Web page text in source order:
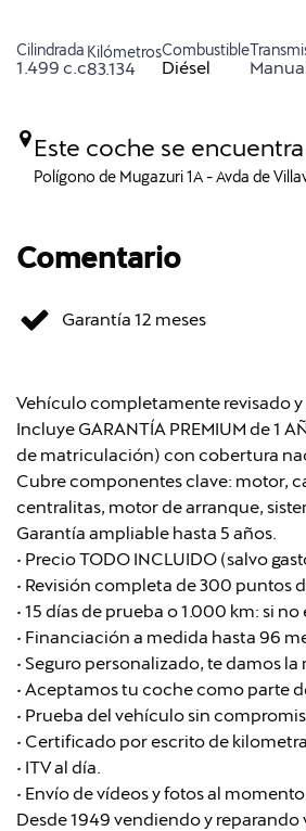
Cilindrada
1.499 c.c
Kilómetros
83.134
Combustible
Diésel
Este coche se
Polígono de Mugazuri 1A - Avda de
Comentario
Garantía 12 meses
Vehículo completamente revisado
Incluye GARANTÍA PREMIUM de 1
de matriculación) con cobertura
Cubre componentes clave: motor,
centralitas, motor de arranque,
Garantía ampliable hasta 5 años.
• Precio TODO INCLUIDO (salvo
• Revisión completa de 300 puntos
• 15 días de prueba o 1.000 km: si
• Financiación a medida hasta 96
• Seguro personalizado, te damos
• Aceptamos tu coche como parte
• Prueba del vehículo sin
• Certificado por escrito de
• ITV al día.
• Envío de vídeos y fotos al momento.
Desde 1949 vendiendo y reparando